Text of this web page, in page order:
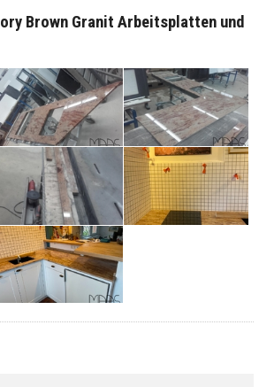
Brown Granit Arbeitsplatten und